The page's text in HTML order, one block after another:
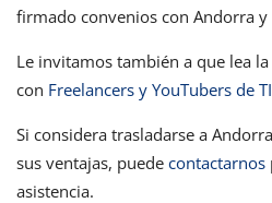
firmado convenios con Andorra
Le invitamos también a que lea
con Freelancers y YouTubers de
Si considera trasladarse a
sus ventajas, puede contactarnos
asistencia.